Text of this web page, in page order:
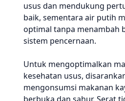
usus dan mendukung
baik, sementara air putih
optimal tanpa menambah
sistem pencernaan.
Untuk mengoptimalkan
kesehatan usus,
mengonsumsi makanan